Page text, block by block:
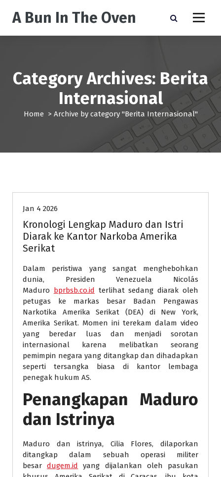
p
A Bun In The Oven
Category Archives: Berita
Internasional
Home > Archive by category "Berita Internasional"
Jan 4 2026
Kronologi Lengkap Maduro dan Istri
Diarak ke Kantor Narkoba Amerika
Serikat
Dalam peristiwa yang sangat menghebohkan
dunia, Presiden Venezuela Nicolás
Maduro bprbsb.co.id terlihat sedang diarak oleh
petugas ke markas besar Badan Pengawas
Narkotika Amerika Serikat (DEA) di New York,
Amerika Serikat. Momen ini terekam dalam video
yang beredar luas dan menjadi sorotan
internasional karena melibatkan seorang
pemimpin negara yang ditangkap dan dihadapkan
seperti tersangka biasa di kantor lembaga
penegak hukum AS.
Penangkapan Maduro
dan Istrinya
Maduro dan istrinya, Cilia Flores, dilaporkan
ditangkap dalam sebuah operasi militer
besardugem.id yang dijalankan oleh pasukan